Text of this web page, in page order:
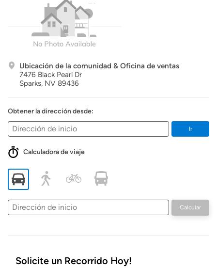
Ubicación de la comunidad & Oficina de ventas
7476 Black Pearl Dr
Sparks, NV 89436
Obtener la dirección desde:
Ir
Calculadora de viaje
Dirección
de
Calcular
Solicite un Recorrido Hoy!